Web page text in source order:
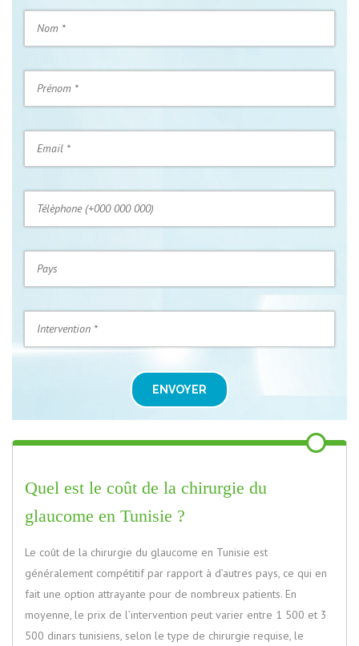
ENVOYER
Quel est le coût de la chirurgie du
glaucome en Tunisie ?
Le coût de la chirurgie du glaucome en Tunisie est
généralement compétitif par rapport à d’autres pays, ce qui en
fait une option attrayante pour de nombreux patients. En
moyenne, le prix de l’intervention peut varier entre 1 500 et 3
500 dinars tunisiens, selon le type de chirurgie requise, le